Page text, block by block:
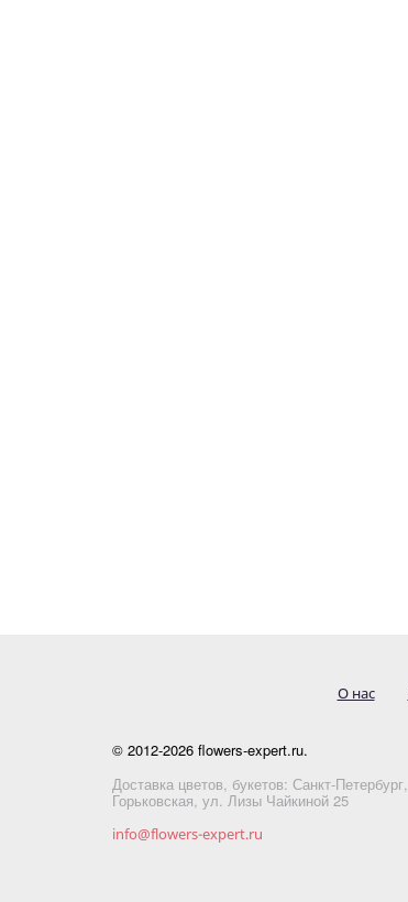
О нас
© 2012-2026 flowers-expert.ru.
Доставка цветов, букетов: Санкт-
Горьковская, ул. Лизы Чайкиной 25
info@flowers-expert.ru